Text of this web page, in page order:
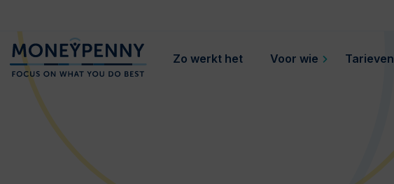
Zo werkt het Voor wie Tarieven